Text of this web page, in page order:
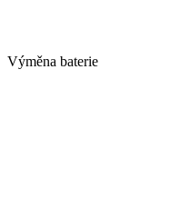
Výměna baterie